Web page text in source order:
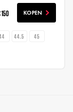
150 KOPEN
44.5
45